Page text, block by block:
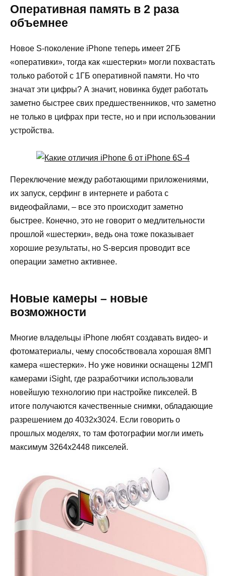
Оперативная память в 2 раза
объемнее
Новое S-поколение iPhone теперь имеет 2ГБ
«оперативки», тогда как «шестерки» могли похвастать
только работой с 1ГБ оперативной памяти. Но что
значат эти цифры? А значит, новинка будет работать
заметно быстрее свих предшественников, что заметно
не только в цифрах при тесте, но и при использовании
устройства.
Переключение между работающими приложениями,
их запуск, серфинг в интернете и работа с
видеофайлами, – все это происходит заметно
быстрее. Конечно, это не говорит о медлительности
прошлой «шестерки», ведь она тоже показывает
хорошие результаты, но S-версия проводит все
операции заметно активнее.
Новые камеры – новые
возможности
Многие владельцы iPhone любят создавать видео- и
фотоматериалы, чему способствовала хорошая 8МП
камера «шестерки». Но уже новинки оснащены 12МП
камерами iSight, где разработчики использовали
новейшую технологию при настройке пикселей. В
итоге получаются качественные снимки, обладающие
разрешением до 4032х3024. Если говорить о
прошлых моделях, то там фотографии могли иметь
максимум 3264х2448 пикселей.